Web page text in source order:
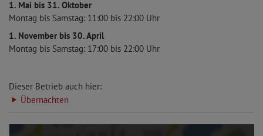
1. Mai bis 31. Oktober
Montag bis Samstag: 11:00 bis 22:00 Uhr
1. November bis 30. April
Montag bis Samstag: 17:00 bis 22:00 Uhr
Dieser Betrieb auch hier:
Übernachten